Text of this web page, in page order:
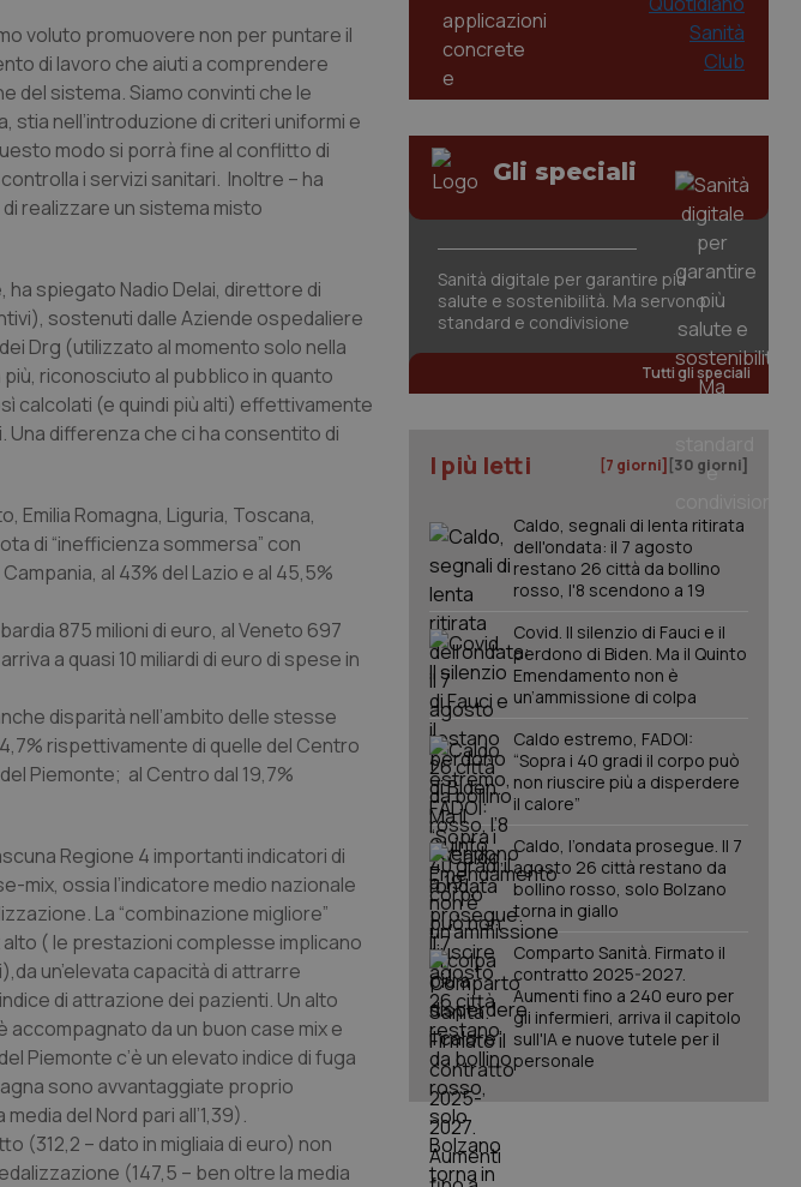
voluto promuovere non per puntare il
di lavoro che aiuti a comprendere
del sistema. Siamo convinti che le
stia nell’introduzione di criteri uniformi e
modo si porrà fine al conflitto di
i servizi sanitari. Inoltre – ha
realizzare un sistema misto
ha spiegato Nadio Delai, direttore di
sostenuti dalle Aziende ospedaliere
Drg (utilizzato al momento solo nella
riconosciuto al pubblico in quanto
calcolati (e quindi più alti) effettivamente
differenza che ci ha consentito di
Emilia Romagna, Liguria, Toscana,
di “inefficienza sommersa” con
al 43% del Lazio e al 45,5%
875 milioni di euro, al Veneto 697
a quasi 10 miliardi di euro di spese in
disparità nell’ambito delle stesse
rispettivamente di quelle del Centro
Piemonte; al Centro dal 19,7%
Regione 4 importanti indicatori di
mix, ossia l’indicatore medio nazionale
La “combinazione migliore”
( le prestazioni complesse implicano
un’elevata capacità di attrarre
di attrazione dei pazienti. Un alto
accompagnato da un buon case mixe
Piemonte c’è un elevato indice di fuga
sono avvantaggiate proprio
del Nord pari all’1,39).
(312,2 – dato in migliaia di euro) non
(147,5 – ben oltre la media
Gli speciali
Sanità digitale per garantire più
salute e sostenibilità. Ma servono
standard e condivisione
Tutti gli speciali
I più letti [7 giorni] [30 giorni]
Caldo, segnali di lenta ritirata
dell'ondata: il 7 agosto
restano 26 città da bollino
rosso, l'8 scendono a 19
Covid. Il silenzio di Fauci e il
perdono di Biden. Ma il Quinto
Emendamento non è
un’ammissione di colpa
Caldo estremo, FADOI:
“Sopra i 40 gradi il corpo può
non riuscire più a disperdere
il calore”
Caldo, l’ondata prosegue. Il 7
agosto 26 città restano da
bollino rosso, solo Bolzano
torna in giallo
Comparto Sanità. Firmato il
contratto 2025-2027.
Aumenti fino a 240 euro per
gli infermieri, arriva il capitolo
sull'IA e nuove tutele per il
personale